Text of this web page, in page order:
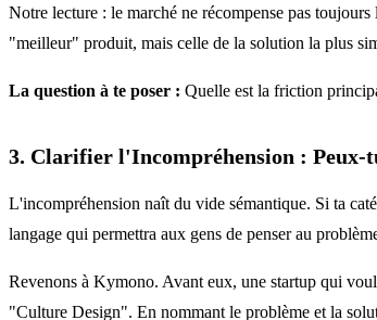
Notre lecture : le marché ne récompense pas
"meilleur" produit, mais celle de la solution la plus
La question à te poser : Quelle est la friction
3. Clarifier l'Incompréhension : Peux-
L'incompréhension naît du vide sémantique. Si ta
langage qui permettra aux gens de penser au
Revenons à Kymono. Avant eux, une startup qui
"Culture Design". En nommant le problème et la